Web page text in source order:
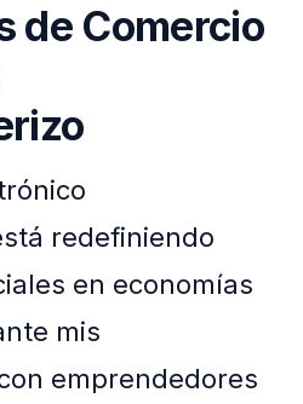
de Comercio
redefiniendo
en economías
mis
emprendedores